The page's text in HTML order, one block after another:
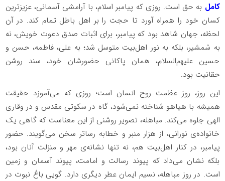
کامل به حق است. روزی که پیامبر اسلام، با آرامشی آسمانی، عزیزترین
کسان خود را همراه آورد تا حجت را بر اهل باطل تمام کند. در آن
لحظه، جهان شاهد بود که پیامبر، برای اثبات صدق دعوت خویش، نه
به شمشیر، بلکه به نور اهل‌بیت متوسل شد؛ به علی، فاطمه، حسن و
حسین علیهم‌السلام، همان پاکانی حضورشان خود، سند روشن
حقانیت بود.
این روز، روز عظمت روح انسان است؛ روزی که می‌آموزد حقیقت
همیشه با هیاهو شناخته نمی‌شود، گاه در سکوتی مقدس و در وقاری
الهی جلوه می‌کند. مباهله، تصویر روشنی از این معناست که گاهی یک
خانواده‌ی نورانی، از هزار منبر و خطابه رساتر سخن می‌گویند. حضور
پیامبر، در کنار اهل‌بیت هم، نه تنها نشانه‌ی مهر و منزلت آنان بود،
بلکه نشان می‌داد که پیوند رسالت و امامت، پیوند آسمان و زمین
است. در روز مباهله، نسیم ایمان عطر دیگری دارد. گویی باغ نبوت در